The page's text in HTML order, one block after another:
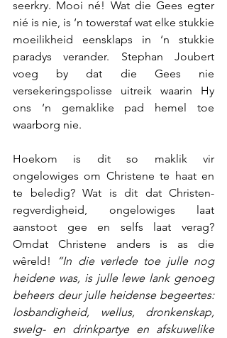
seerkry. Mooi né! Wat die Gees egter
nié is nie, is ‘n towerstaf wat elke stukkie
moeilikheid eensklaps in ‘n stukkie
paradys verander. Stephan Joubert
voeg by dat die Gees nie
versekeringspolisse uitreik waarin Hy
ons ‘n gemaklike pad hemel toe
waarborg nie.
Hoekom is dit so maklik vir
ongelowiges om Christene te haat en
te beledig? Wat is dit dat Christen-
regverdigheid, ongelowiges laat
aanstoot gee en selfs laat verag?
Omdat Christene anders is as die
wêreld!
“In die verlede toe julle nog
heidene was, is julle lewe lank genoeg
beheers deur julle heidense begeertes:
losbandigheid, wellus, dronkenskap,
swelg- en drinkpartye en afskuwelike